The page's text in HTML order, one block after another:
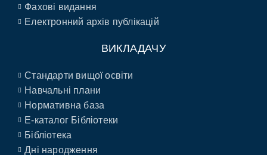
Фахові видання
Електронний архів публікацій
ВИКЛАДАЧУ
Стандарти вищої освіти
Навчальні плани
Нормативна база
E-каталог Бібліотеки
Бібліотека
Дні народження